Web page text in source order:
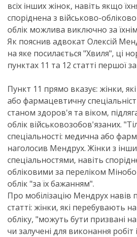
всіх інших жінок, навіть якщо
споріднена з військово-
облік можлива виключно за
Як пояснив адвокат Олексій
на яке посилається "Хвиля", ці
пунктах 11 та 12 статті першої
Пункт 11 прямо вказує: жінки,
або фармацевтичну
станом здоров'я та віком,
облік військовозобов'язаних.
спеціальності: медична або
наголосив Мендрух. Жінки з
спеціальностями, навіть
обліковими за переліком
облік "за їх бажанням".
Про мобілізацію Мендрух навів
статті: жінки, які перебувають
обліку, "можуть бути призвані
чи залучені для виконання робіт